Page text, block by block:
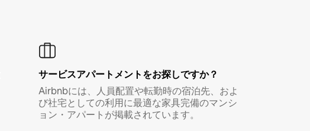
サービスアパートメントをお探しですか？
Airbnbには、人員配置や転勤時の宿泊先、およ
び社宅としての利用に最適な家具完備のマンシ
ョン・アパートが掲載されています。